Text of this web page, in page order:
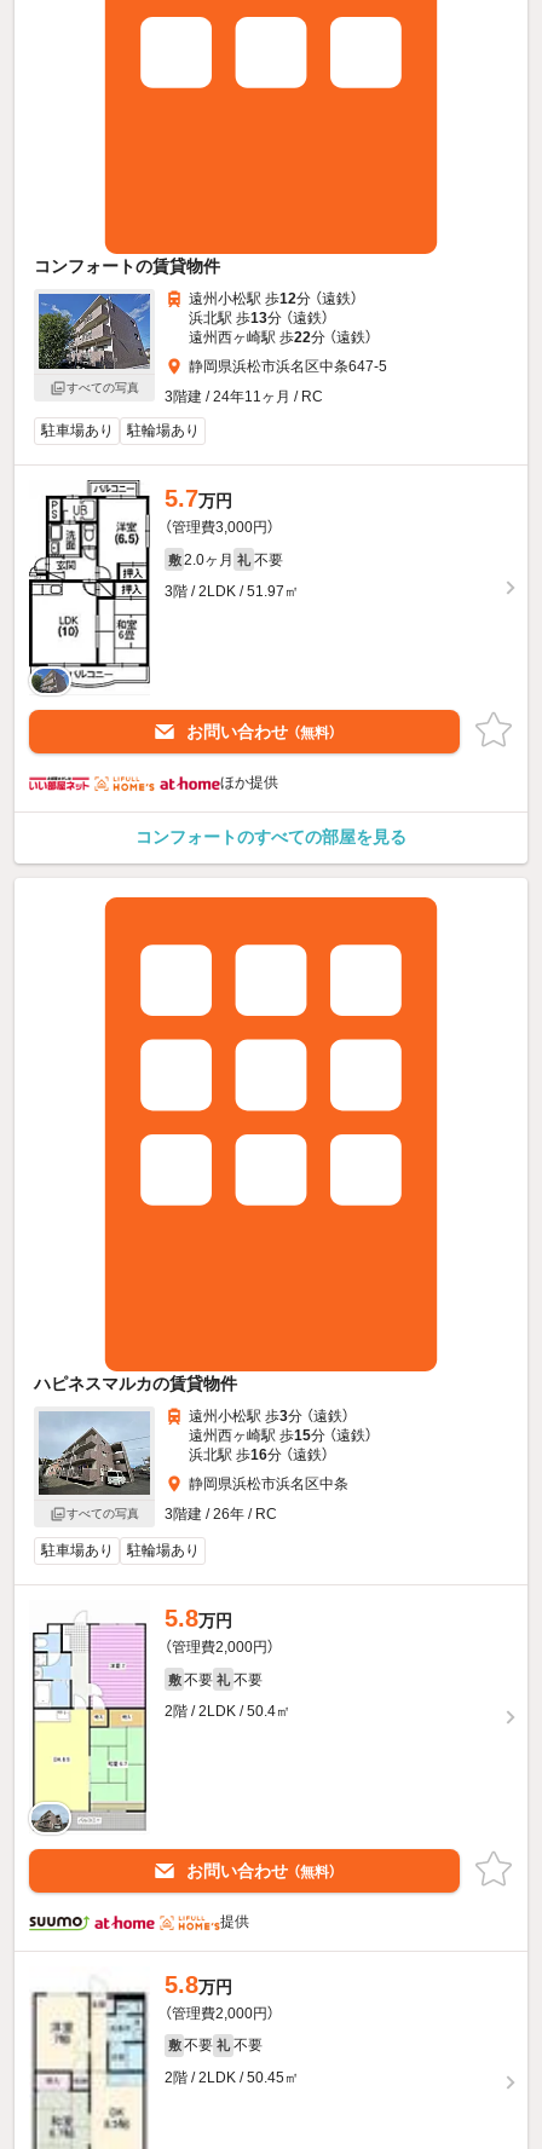
コンフォートの賃貸物件
すべての写真
遠州小松駅 歩12分 （遠鉄）
浜北駅 歩13分 （遠鉄）
遠州西ヶ崎駅 歩22分 （遠鉄）
静岡県浜松市浜名区中条647-5
3階建 / 24年11ヶ月 / RC
駐車場あり
駐輪場あり
5.7万円
（管理費3,000円）
敷 2.0ヶ月 礼 不要
3階 / 2LDK / 51.97㎡
お問い合わせ （無料）
ほか提供
コンフォートのすべての部屋を見る
ハピネスマルカの賃貸物件
すべての写真
遠州小松駅 歩3分 （遠鉄）
遠州西ヶ崎駅 歩15分 （遠鉄）
浜北駅 歩16分 （遠鉄）
静岡県浜松市浜名区中条
3階建 / 26年 / RC
駐車場あり 駐輪場あり
5.8万円
（管理費2,000円）
敷 不要 礼 不要
2階 / 2LDK / 50.4㎡
お問い合わせ （無料）
提供
5.8万円
（管理費2,000円）
敷 不要 礼 不要
2階 / 2LDK / 50.45㎡